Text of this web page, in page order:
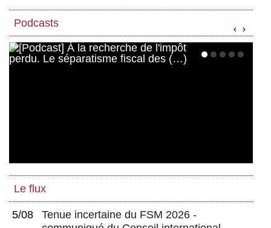
Podcasts ‹ ›
Le flux
5/08
Tenue incertaine du FSM 2026 -